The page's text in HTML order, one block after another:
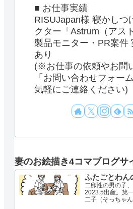
■ お仕事実績
RISUJapan様 寝かしつ
クター「Astrum（アス
製品モニター・PR案件
あり
(※お仕事の依頼やお問
「お問い合わせフォー
気軽にご連絡ください)
妻のお絵描き4コマブログサ
ふたごとわん
二卵性の男の子、
2023.5出産。第
二子（そっちゃ